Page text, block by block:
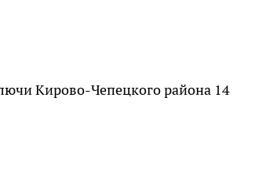
Кирово-Чепецкого района 14